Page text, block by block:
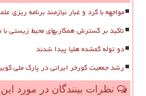
مواجهه با گرد و غبار نیازمند برنامه
تاکید بر گسترش همکاریهای محیط زیستی با
دو توله گمشده هلیا پیدا شدند
رشد جمعیت گورخر ایرانی در پارک ملی کویر تولد ۵ کره جدید
نظرات بینندگان در مورد